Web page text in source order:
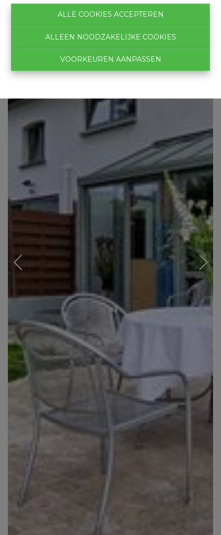
ALLE COOKIES ACCEPTEREN
ALLEEN NOODZAKELIJKE COOKIES
VOORKEUREN AANPASSEN